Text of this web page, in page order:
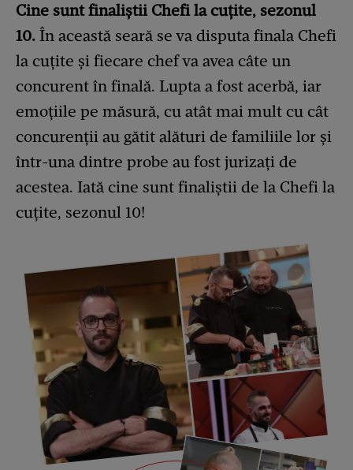
Cine sunt finaliștii Chefi la cuțite, sezonul
10. În această seară se va disputa finala Chefi
la cuțite și fiecare chef va avea câte un
concurent în finală. Lupta a fost acerbă, iar
emoțiile pe măsură, cu atât mai mult cu cât
concurenții au gătit alături de familiile lor și
într-una dintre probe au fost jurizați de
acestea. Iată cine sunt finaliștii de la Chefi la
cuțite, sezonul 10!